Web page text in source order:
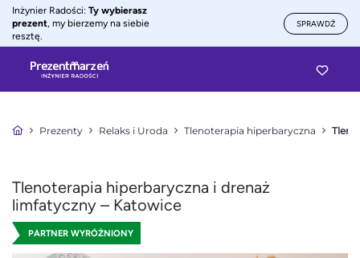
Inżynier Radości: Ty wybierasz
prezent, my bierzemy na siebie
resztę.
SPRAWDŹ
Prezenty Relaks i Uroda Tlenoterapia hiperbaryczna
Tlenoterapia hiperbaryczna i drenaż
limfatyczny – Katowice
PARTNER WYRÓŻNIONY